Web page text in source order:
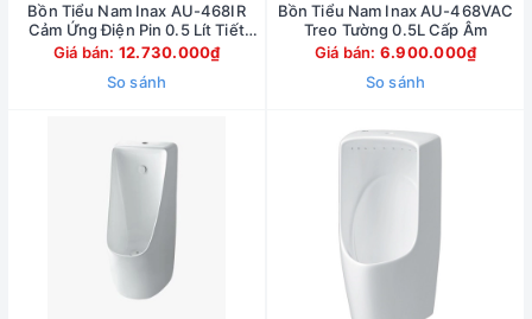
Bồn Tiểu Nam Inax AU-468IR
Cảm Ứng Điện Pin 0.5 Lít Tiết
Kiệm Nước
Giá bán: 12.730.000₫
So sánh
Bồn Tiểu Nam Inax AU-468VAC
Treo Tường 0.5L Cấp Âm
Giá bán: 6.900.000₫
So sánh